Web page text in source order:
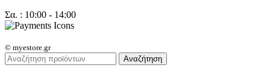
Σα. : 10:00 - 14:00
© myestore.gr
Αναζήτηση